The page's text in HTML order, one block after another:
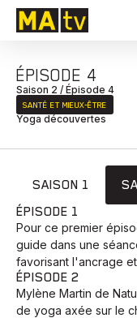
ÉPISODE 4
Saison 2 / Épisode 4
SANTÉ ET MIEUX‑ÊTRE
Yoga découvertes
SAISON 1
ÉPISODE 1
Pour ce premier
guide dans une
favorisant l'ancrage
ÉPISODE 2
Mylène Martin de
de yoga axée sur le